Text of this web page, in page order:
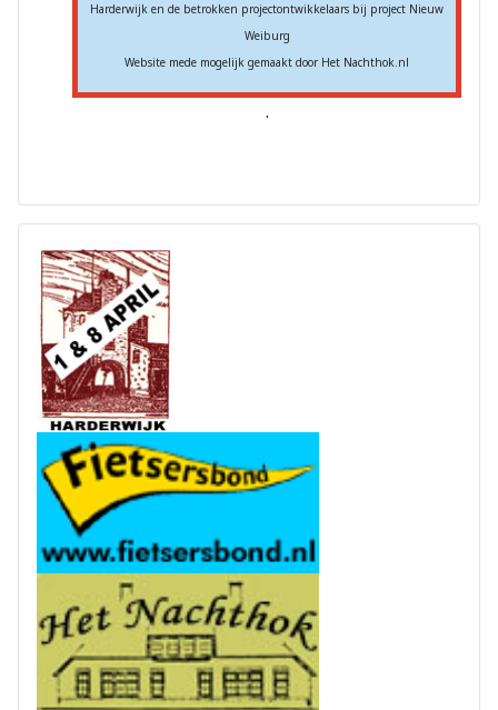
Harderwijk en de betrokken projectontwikkelaars bij project Nieuw
Weiburg
Website mede mogelijk gemaakt door Het Nachthok.nl
.